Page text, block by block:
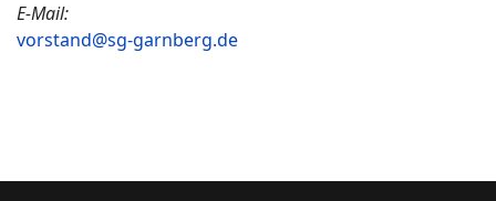
E-Mail:
vorstand@sg-garnberg.de